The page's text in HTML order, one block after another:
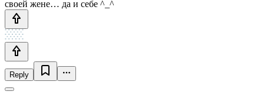
своей жене… да и себе ^_^
Reply